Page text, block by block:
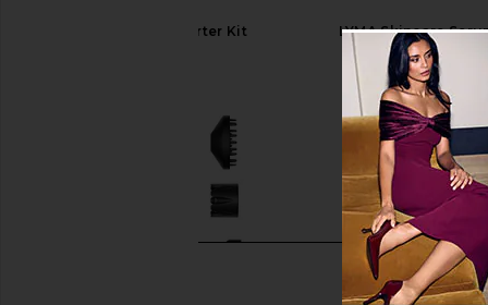
LYMA Laser Starter Kit
LYMA Skincare
Starter Kit
LYMA
$655